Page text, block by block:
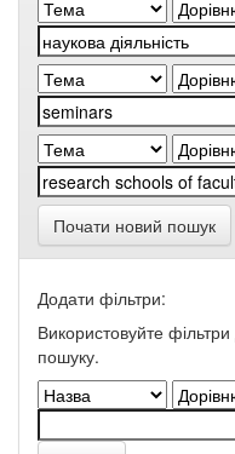
Почати новий пошук
Додати фільтри:
Використовуйте
пошуку.